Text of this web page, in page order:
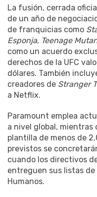
La fusión, cerrada
de un año de
de franquicias como
Esponja, Teenage
como un acuerdo
derechos de la UFC
dólares. También
creadores de Stranger
a Netflix.
Paramount emplea
a nivel global, mientras
plantilla de menos de
previstos se
cuando los directivos
entreguen sus listas
Humanos.